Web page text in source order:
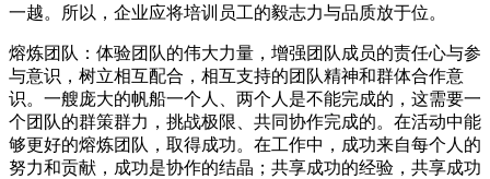
一越。所以，企业应将培训员工的毅志力与品质放于位。
熔炼团队：体验团队的伟大力量，增强团队成员的责任心与参
与意识，树立相互配合，相互支持的团队精神和群体合作意
识。一艘庞大的帆船一个人、两个人是不能完成的，这需要一
个团队的群策群力，挑战极限、共同协作完成的。在活动中能
够更好的熔炼团队，取得成功。在工作中，成功来自每个人的
努力和贡献，成功是协作的结晶；共享成功的经验，共享成功